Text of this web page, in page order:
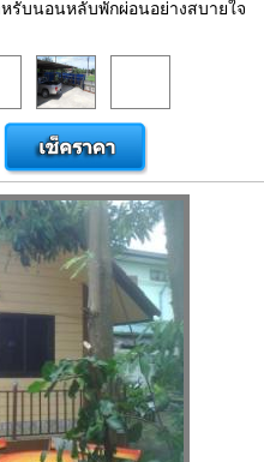
รับนอนหลับพักผ่อนอย่างสบายใจ